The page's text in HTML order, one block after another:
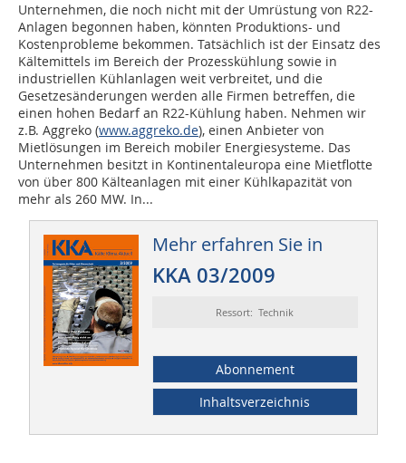
Unternehmen, die noch nicht mit der Umrüstung von R22-
Anlagen begonnen haben, könnten Produktions- und
Kostenprobleme bekommen. Tatsächlich ist der Einsatz des
Kältemittels im Bereich der Prozesskühlung sowie in
industriellen Kühlanlagen weit verbreitet, und die
Gesetzesänderungen werden alle Firmen betreffen, die
einen hohen Bedarf an R22-Kühlung haben. Nehmen wir
z.B. Aggreko (www.aggreko.de), einen Anbieter von
Mietlösungen im Bereich mobiler Energiesysteme. Das
Unternehmen besitzt in Kontinentaleuropa eine Mietflotte
von über 800 Kälteanlagen mit einer Kühlkapazität von
mehr als 260 MW. In...
Mehr erfahren Sie in
KKA 03/2009
Ressort: Technik
Abonnement
Inhaltsverzeichnis